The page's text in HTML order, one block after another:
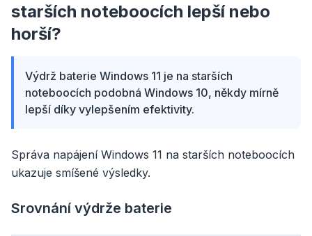
starších noteboocích lepší nebo
horší?
Výdrž baterie Windows 11 je na starších
noteboocích podobná Windows 10, někdy mírně
lepší díky vylepšením efektivity.
Správa napájení Windows 11 na starších noteboocích
ukazuje smíšené výsledky.
Srovnání výdrže baterie